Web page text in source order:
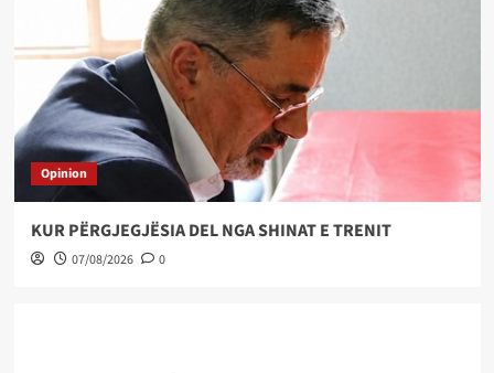
Opinion
KUR PËRGJEGJËSIA DEL NGA SHINAT E TRENIT
07/08/2026 0